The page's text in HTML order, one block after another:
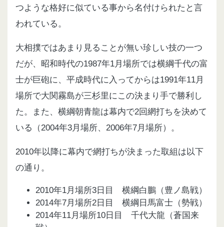
つような格好に似ている事から名付けられたと言
われている。
大相撲ではあまり見ることが無い珍しい技の一つ
だが、昭和時代の1987年1月場所では横綱千代の富
士が巨砲に、平成時代に入ってからは1991年11月
場所で大関霧島が三杉里にこの決まり手で勝利し
た。また、横綱朝青龍は幕内で2回網打ちを決めて
いる（2004年3月場所、2006年7月場所）。
2010年以降に幕内で網打ちが決まった取組は以下
の通り。
2010年1月場所3日目 横綱白鵬（豊ノ島戦）
2014年7月場所2日目 横綱日馬富士（勢戦）
2014年11月場所10日目 千代大龍（蒼国来